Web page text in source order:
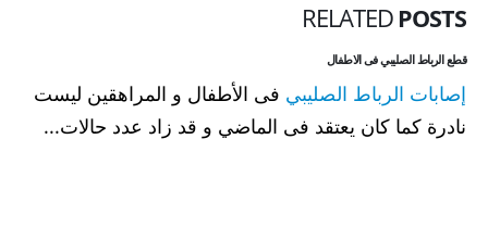
RELATED POSTS
قطع الرباط الصليبي فى الاطفال
إصابات الرباط الصليبي فى الأطفال و المراهقين ليست
نادرة كما كان يعتقد فى الماضي و قد زاد عدد حالات...